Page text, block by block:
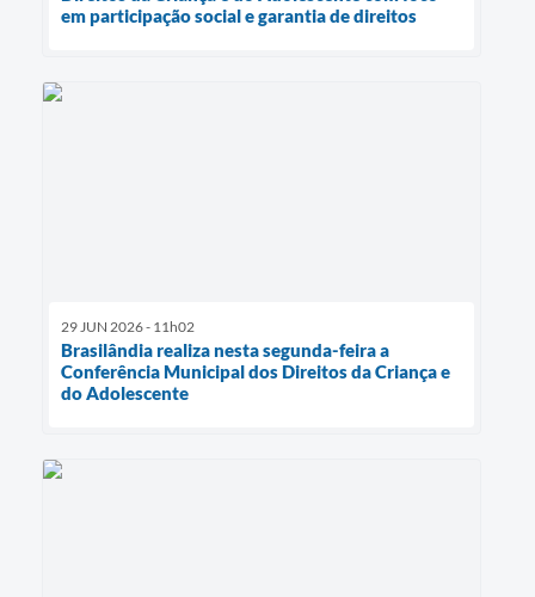
em participação social e garantia de direitos
29 JUN 2026 - 11h02
Brasilândia realiza nesta segunda-feira a
Conferência Municipal dos Direitos da Criança e
do Adolescente